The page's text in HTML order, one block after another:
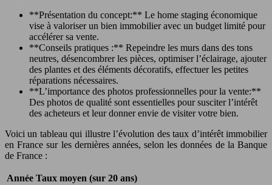
**Présentation du concept:** Le home staging économique
vise à valoriser un bien immobilier avec un budget limité pour
accélérer sa vente.
**Conseils pratiques :** Repeindre les murs dans des tons
neutres, désencombrer les pièces, optimiser l’éclairage, ajouter
des plantes et des éléments décoratifs, effectuer les petites
réparations nécessaires.
**L’importance des photos professionnelles pour la vente:**
Des photos de qualité sont essentielles pour susciter l’intérêt
des acheteurs et leur donner envie de visiter votre bien.
Voici un tableau qui illustre l’évolution des taux d’intérêt immobilier
en France sur les dernières années, selon les données de la Banque
de France :
Année Taux moyen (sur 20 ans)